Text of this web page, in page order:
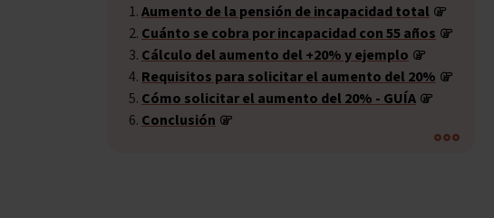
Aumento de la pensión de incapacidad total
Cuánto se cobra por incapacidad con 55 años
Cálculo del aumento del +20% y ejemplo
Requisitos para solicitar el aumento del 20%
Cómo solicitar el aumento del 20% - GUÍA
Conclusión